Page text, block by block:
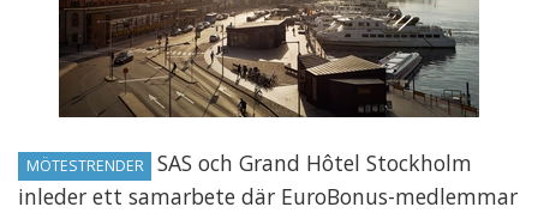
MÖTESTRENDER
SAS och Grand Hôtel Stockholm
inleder ett samarbete där EuroBonus-medlemmar